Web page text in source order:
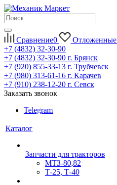
Сравнение0 Отложенные
+7 (4832) 32-30-90
+7 (4832) 32-30-90 г. Брянск
+7 (920) 855-33-13 г. Трубчевск
+7 (980) 313-61-16 г. Карачев
+7 (910) 238-12-20 г. Севск
Заказать звонок
Telegram
Каталог
Запчасти для тракторов
МТЗ-80,82
Т-25, Т-40